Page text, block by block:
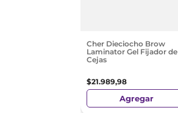
Cher Dieciocho Brow
Laminator Gel Fijador de
Cejas
$21.989,98
Agregar